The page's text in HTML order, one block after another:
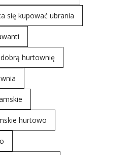
się kupować ubrania
dobrą hurtownię
hurtowo